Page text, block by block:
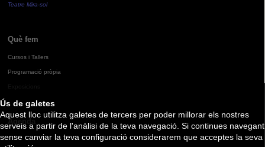
Ús de galetes
Aquest lloc utilitza galetes de tercers per poder millorar els nostres
serveis a partir de l'anàlisi de la teva navegació. Si continues navegant
sense canviar la teva configuració considerarem que acceptes la seva
Teatre Mira-sol
Què fem
Cursos i Tallers
Programació pròpia
Agenda